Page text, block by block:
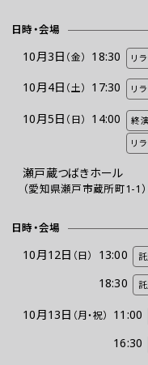
日時・会場
10月3日 （金） 18:30 リ
10月4日 （土） 17:30 リ
10月5日 （日） 14:00 終
リ
瀬戸蔵つばきホール
（愛知県瀬戸市蔵所町1-1）
日時・会場
10月12日 （日） 13:00
18:30
10月13日 （月・祝） 11:00
16:30